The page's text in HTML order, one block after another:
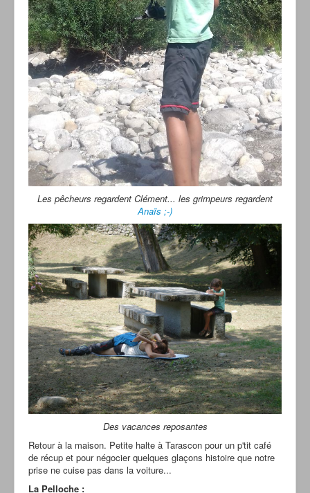
Les pêcheurs regardent Clément... les grimpeurs regardent
Anaïs ;-)
Des vacances reposantes
Retour à la maison. Petite halte à Tarascon pour un p'tit café
de récup et pour négocier quelques glaçons histoire que notre
prise ne cuise pas dans la voiture...
La Pelloche :